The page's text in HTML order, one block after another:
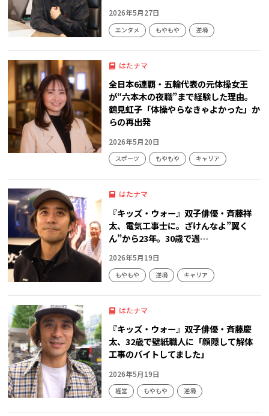
2026年5月27日
エンタメ もやもや 逆境
はたナマ
全日本6連覇・五輪代表の元体操女王
が“六本木の夜職”まで経験した理由。
鶴見虹子「体操やらなきゃよかった」か
らの再出発
2026年5月20日
スポーツ もやもや キャリア
はたナマ
『キッズ・ウォー』双子俳優・斉藤祥
太、電気工事士に。ざけんなよ”翼く
ん”から23年。30歳で週…
2026年5月19日
もやもや 逆境 キャリア
はたナマ
『キッズ・ウォー』双子俳優・斉藤慶
太、32歳で壁紙職人に「顔隠して解体
工事のバイトしてました」
2026年5月19日
経営 もやもや 逆境